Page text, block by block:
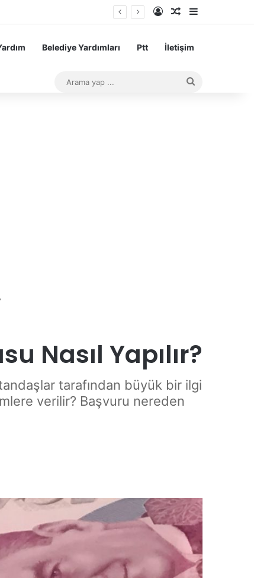
Teşvik Ödemesi Kayıt OlRastgele Makale
Belediye Yardımları Ptt İletişim
Nasıl Yapılır?
tarafından büyük bir ilgi
verilir? Başvuru nereden